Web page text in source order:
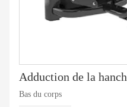
Adduction de la
Bas du corps